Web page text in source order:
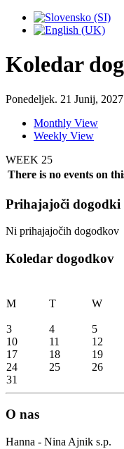
Koledar
Ponedeljek. 21 Junij,
Monthly View
Weekly View
WEEK 25
There is no events on
Prihajajoči dogodki
Ni prihajajočih dogodkov
Koledar dogodkov
M
T W
3
4 5
10
11 12
17
18 19
24
25 26
31
O nas
Hanna - Nina Ajnik s.p.